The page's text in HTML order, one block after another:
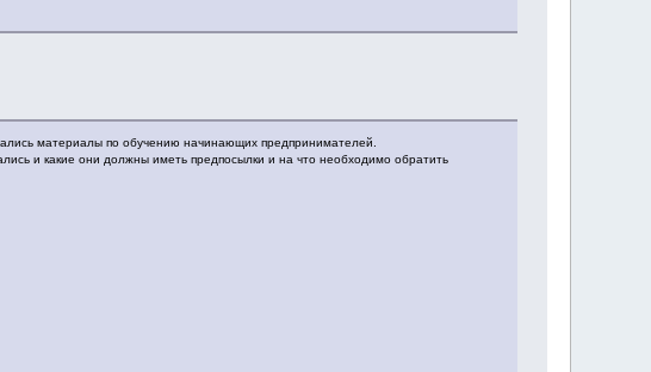
материалы по обучению начинающих предпринимателей.
и какие они должны иметь предпосылки и на что необходимо обратить